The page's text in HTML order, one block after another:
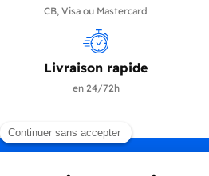
CB, Visa ou Mastercard
Livraison rapide
en 24/72h